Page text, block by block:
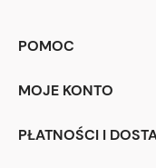
POMOC
MOJE KONTO
PŁATNOŚCI I